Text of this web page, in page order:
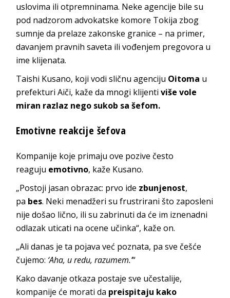
uslovima ili otpremninama. Neke agencije bile su
pod nadzorom advokatske komore Tokija zbog
sumnje da prelaze zakonske granice – na primer,
davanjem pravnih saveta ili vođenjem pregovora u
ime klijenata.
Taishi Kusano, koji vodi sličnu agenciju Oitoma u
prefekturi Aiči, kaže da mnogi klijentiviše vole
miran razlaz nego sukob sa šefom.
Emotivne reakcije šefova
Kompanije koje primaju ove pozive često
reaguju emotivno, kaže Kusano.
„Postoji jasan obrazac: prvo ide zbunjenost,
pa bes. Neki menadžeri su frustrirani što zaposleni
nije došao lično, ili su zabrinuti da će im iznenadni
odlazak uticati na ocene učinka“, kaže on.
„Ali danas je ta pojava već poznata, pa sve češće
čujemo: ‘Aha, u redu, razumem.’“
Kako davanje otkaza postaje sve učestalije,
kompanije će morati da preispitaju kako